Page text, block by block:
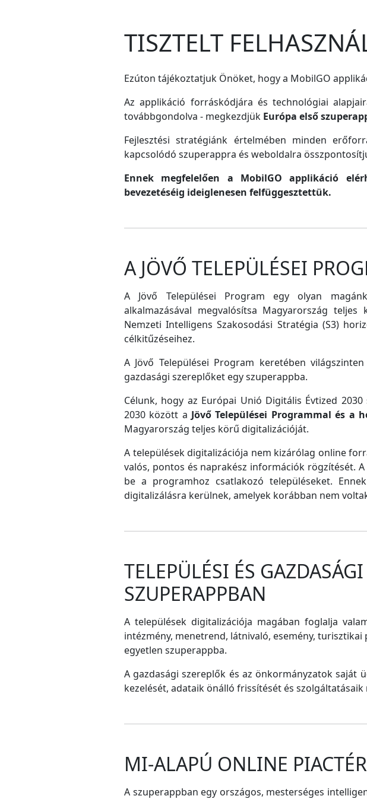
TISZTELT
Ezúton tájékoztatjuk Önöket, hogy a MobilGO
Az applikáció forráskódjára és technológiai
továbbgondolva - megkezdjük Európa első
Fejlesztési stratégiánk értelmében minden
kapcsolódó szuperappra és weboldalra
Ennek megfelelően a MobilGO applikáció
bevezetéséig ideiglenesen felfüggesztettük.
A JÖVŐ TELEPÜLÉSEI
A Jövő Települései Program egy olyan
alkalmazásával megvalósítsa Magyarország
Nemzeti Intelligens Szakosodási Stratégia (S3)
célkitűzéseihez.
A Jövő Települései Program keretében
gazdasági szereplőket egy szuperappba.
Célunk, hogy az Európai Unió Digitális Évtized
2030 között a Jövő Települései Programmal és a
Magyarország teljes körű digitalizációját.
A települések digitalizációja nem kizárólag online
valós, pontos és naprakész információk rögzítését.
be a programhoz csatlakozó településeket.
digitalizálásra kerülnek, amelyek korábban nem
TELEPÜLÉSI ÉS
SZUPERAPPBAN
A települések digitalizációja magában foglalja
intézmény, menetrend, látnivaló, esemény,
egyetlen szuperappba.
A gazdasági szereplők és az önkormányzatok saját
kezelését, adataik önálló frissítését és
MI-ALAPÚ ONLINE
A szuperappban egy országos, mesterséges